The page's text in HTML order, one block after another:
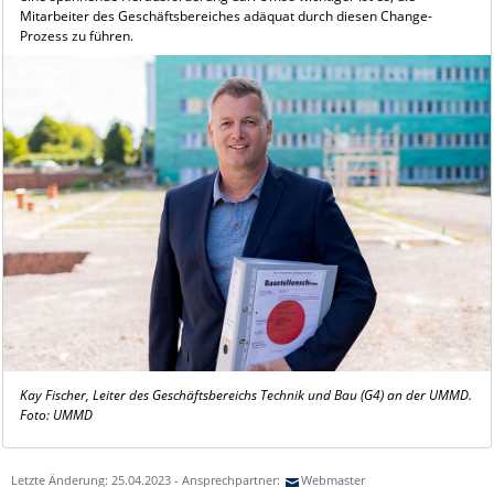
Mitarbeiter des Geschäftsbereiches adäquat durch diesen Change-
Prozess zu führen.
Kay Fischer, Leiter des Geschäftsbereichs Technik und Bau (G4) an der UMMD.
Foto: UMMD
Letzte Änderung: 25.04.2023 - Ansprechpartner: Webmaster